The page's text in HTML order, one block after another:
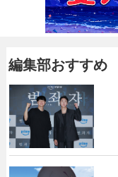
編集部おすすめ